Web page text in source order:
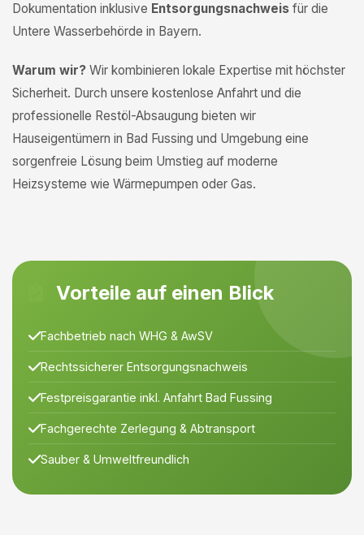
Dokumentation inklusive Entsorgungsnachweis für die
Untere Wasserbehörde in Bayern.
Warum wir? Wir kombinieren lokale Expertise mit höchster
Sicherheit. Durch unsere kostenlose Anfahrt und die
professionelle Restöl-Absaugung bieten wir
Hauseigentümern in Bad Fussing und Umgebung eine
sorgenfreie Lösung beim Umstieg auf moderne
Heizsysteme wie Wärmepumpen oder Gas.
Vorteile auf einen Blick
Fachbetrieb nach WHG & AwSV
Rechtssicherer Entsorgungsnachweis
Festpreisgarantie inkl. Anfahrt Bad Fussing
Fachgerechte Zerlegung & Abtransport
Sauber & Umweltfreundlich